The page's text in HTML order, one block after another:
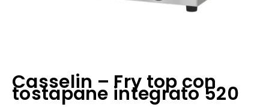
Casselin – Fry top con
tostapane integrato 520